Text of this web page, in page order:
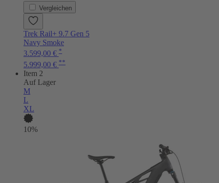
Vergleichen
Trek Rail+ 9.7 Gen 5
Navy Smoke
3.599,00 € *
5.999,00 € **
Item 2
Auf Lager
M
L
XL
10%